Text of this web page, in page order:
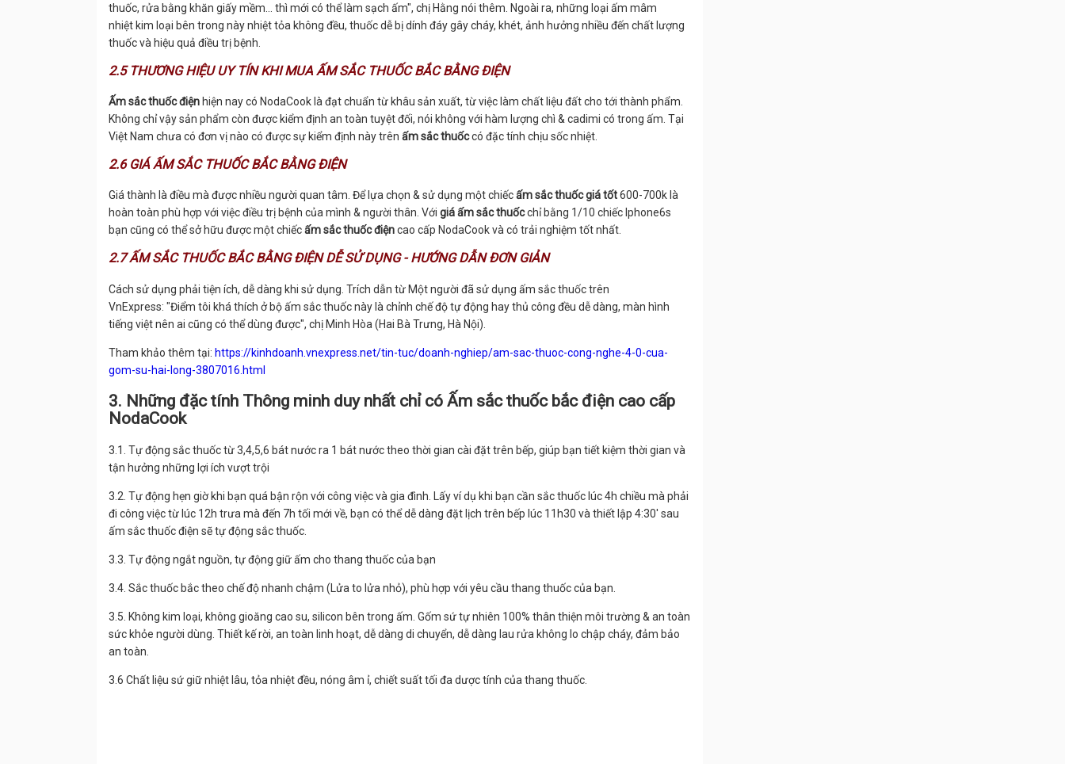
thuốc, rửa bằng khăn giấy mềm... thì mới có thể làm sạch ấm", chị Hằng nói thêm. Ngoài ra, những loại ấm mâm
nhiệt kim loại bên trong này nhiệt tỏa không đều, thuốc dễ bị dính đáy gây cháy, khét, ảnh hưởng nhiều đến chất lượng
thuốc và hiệu quả điều trị bệnh.
2.5 THƯƠNG HIỆU UY TÍN KHI MUA ẤM SẮC THUỐC BẮC BẰNG ĐIỆN
Ấm sắc thuốcđiện hiện nay có NodaCook là đạt chuẩn từ khâu sản xuất, từ việc làm chất liệu đất cho tới thành phẩm.
Không chỉ vậy sản phẩm còn được kiểm định an toàn tuyệt đối, nói không với hàm lượng chì & cadimi có trong ấm. Tại
Việt Nam chưa có đơn vị nào có được sự kiểm định này trên ấm sắc thuốccó đặc tính chịu sốc nhiệt.
2.6 GIÁ ẤM SẮC THUỐC BẮC BẰNG ĐIỆN
Giá thành là điều mà được nhiều người quan tâm. Để lựa chọn & sử dụng một chiếcấm sắc thuốc giá tốt600-700k là
hoàn toàn phù hợp với việc điều trị bệnh của mình & người thân. Với giá ấm sắc thuốcchỉ bằng 1/10 chiếc Iphone6s
bạn cũng có thể sở hữu được một chiếcấm sắc thuốc điệncao cấp NodaCook và có trải nghiệm tốt nhất.
2.7 ẤM SẮC THUỐC BẮC BẰNG ĐIỆN DỄ SỬ DỤNG - HƯỚNG DẪN ĐƠN GIẢN
Cách sử dụng phải tiện ích, dễ dàng khi sử dụng. Trích dẫn từ Một người đã sử dụng ấm sắc thuốc trên
VnExpress: "Điểm tôi khá thích ở bộ ấm sắc thuốc này là chỉnh chế độ tự động hay thủ công đều dễ dàng, màn hình
tiếng việt nên ai cũng có thể dùng được", chị Minh Hòa (Hai Bà Trưng, Hà Nội).
Tham khảo thêm tại: https://kinhdoanh.vnexpress.net/tin-tuc/doanh-nghiep/am-sac-thuoc-cong-nghe-4-0-cua-
gom-su-hai-long-3807016.html
3. Những đặc tính Thông minh duy nhất chỉ có Ấm sắc thuốc bắc điện cao cấp
NodaCook
3.1. Tự động sắc thuốc từ 3,4,5,6 bát nước ra 1 bát nước theo thời gian cài đặt trên bếp, giúp bạn tiết kiệm thời gian và
tận hưởng những lợi ích vượt trội
3.2. Tự động hẹn giờ khi bạn quá bận rộn với công việc và gia đình. Lấy ví dụ khi bạn cần sắc thuốc lúc 4h chiều mà phải
đi công việc từ lúc 12h trưa mà đến 7h tối mới về, bạn có thể dễ dàng đặt lịch trên bếp lúc 11h30 và thiết lập 4:30' sau
ấm sắc thuốc điện sẽ tự động sắc thuốc.
3.3. Tự động ngắt nguồn, tự động giữ ấm cho thang thuốc của bạn
3.4. Sắc thuốc bắc theo chế độ nhanh chậm (Lửa to lửa nhỏ), phù hợp với yêu cầu thang thuốc của bạn.
3.5. Không kim loại, không gioăng cao su, silicon bên trong ấm. Gốm sứ tự nhiên 100% thân thiện môi trường & an toàn
sức khỏe người dùng. Thiết kế rời, an toàn linh hoạt, dễ dàng di chuyển, dễ dàng lau rửa không lo chập cháy, đảm bảo
an toàn.
3.6 Chất liệu sứ giữ nhiệt lâu, tỏa nhiệt đều, nóng âm ỉ, chiết suất tối đa dược tính của thang thuốc.